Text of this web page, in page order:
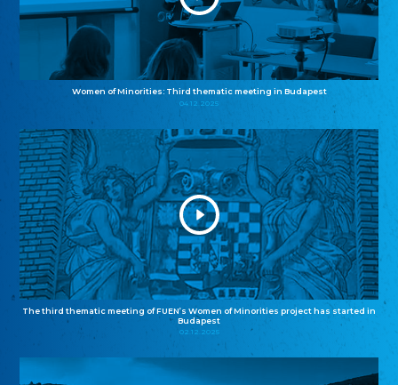
Women of Minorities: Third thematic meeting in Budapest
04.12.2025
The third thematic meeting of FUEN’s Women of Minorities project has started in
Budapest
02.12.2025